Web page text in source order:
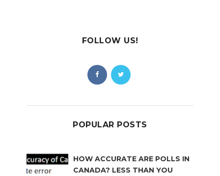
FOLLOW US!
POPULAR POSTS
HOW ACCURATE ARE POLLS IN
CANADA? LESS THAN YOU